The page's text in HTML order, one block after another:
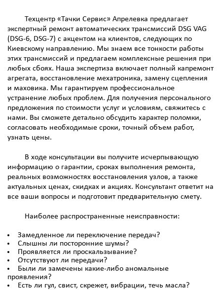
Техцентр «Тачки Сервис» Апрелевка предлагает
экспертный ремонт автоматических трансмиссий DSG VAG
(DSG-6, DSG-7) с акцентом на клиентов, следующих по
Киевскому направлению. Мы знаем все тонкости работы
этих трансмиссий и предлагаем комплексные решения при
любых сбоях. Наша экспертиза включает полный капремонт
агрегата, восстановление мехатроника, замену сцепления
и маховика. Мы гарантируем профессиональное
устранение любых проблем. Для получения персонального
предложения по стоимости услуг и условиям, свяжитесь с
нами. Вы сможете детально обсудить характер поломки,
согласовать необходимые сроки, точный объем работ,
узнать цены.
В ходе консультации вы получите исчерпывающую
информацию о гарантии, сроках выполнения ремонта,
реальных возможностях восстановления узлов, а также
актуальных ценах, скидках и акциях. Консультант ответит на
все ваши вопросы и подготовит предварительную смету.
Наиболее распространенные неисправности:
Замедленное ли переключение передач?
Слышны ли посторонние шумы?
Проявляется ли проскальзывание?
Отсутствуют ли передачи?
Были ли замечены какие-либо аномальные
проявления?
Есть ли гул, свист, скрежет, вибрации, течь масла?